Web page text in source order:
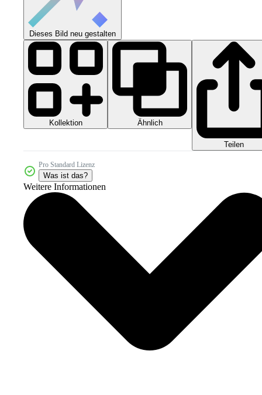
Dieses Bild neu gestalten
Kollektion Ähnlich
Teilen
Pro Standard Lizenz
Was ist das?
Weitere Informationen